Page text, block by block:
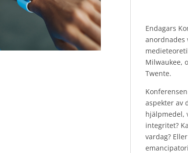
Endagars
anordnades
Milwaukee,
Twente.
aspekter av
hjälpmedel,
integritet?
vardag?